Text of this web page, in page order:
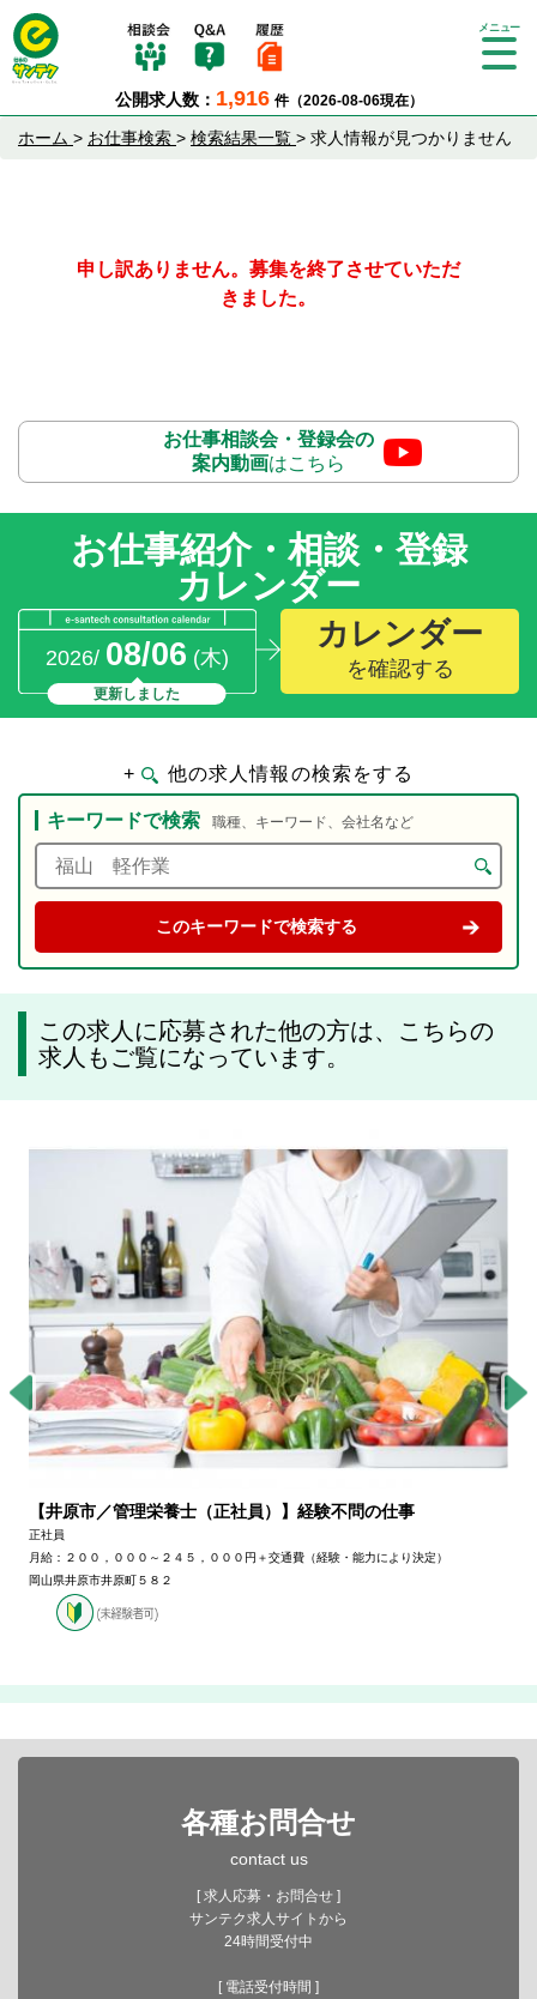
公開求人数： 1,916 件（2026-08-06現在）
Tog
ion
ホーム > お仕事検索 > 検索結果一覧 > 求人情報が見つかりません
申し訳ありません。募集を終了させていただ
きました。
お仕事相談会・登録会の
案内動画はこちら
お仕事紹介・相談・登録
カレンダー
2026/ 08/06 (木)
更新しました
カレンダー
を確認する
+ 他の求人情報の検索をする
キーワードで検索 職種、キーワード、会社名など
この求人に応募された他の方は、こちらの
求人もご覧になっています。
【井原市／管理栄養士（正社員）】経験不問の仕事
正社員
月給：２００，０００～２４５，０００円＋交通費（経験・能力により決定）
岡山県井原市井原町５８２
各種お問合せ
contact us
[ 求人応募・お問合せ ]
サンテク求人サイトから
24時間受付中
[ 電話受付時間 ]